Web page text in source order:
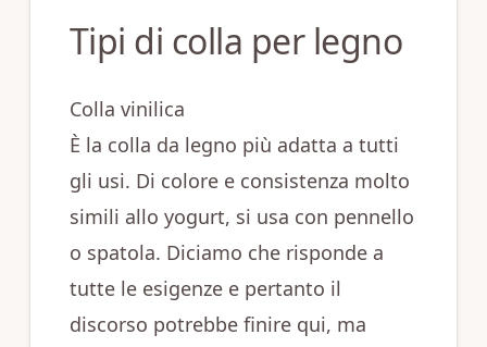
Tipi di colla per legno
Colla vinilica
È la colla da legno più adatta a tutti
gli usi. Di colore e consistenza molto
simili allo yogurt, si usa con pennello
o spatola. Diciamo che risponde a
tutte le esigenze e pertanto il
discorso potrebbe finire qui, ma